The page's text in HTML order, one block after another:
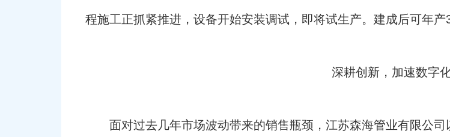
程施工正抓紧推进，设备开始安装调试，即将试生产。建成后可年产
深耕创新，加速数字
面对过去几年市场波动带来的销售瓶颈，江苏森海管业有限公